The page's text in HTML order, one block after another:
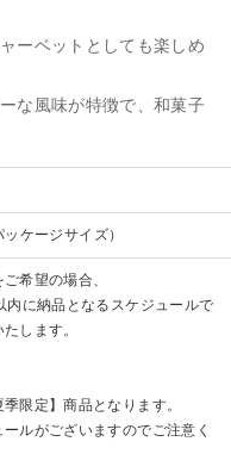
ーベットとしても楽しめ
な風味が特徴で、和菓子
ケージサイズ）
希望の場合、
内に納品となるスケジュールで
します。
限定】商品となります。
ルがございますのでご注意く